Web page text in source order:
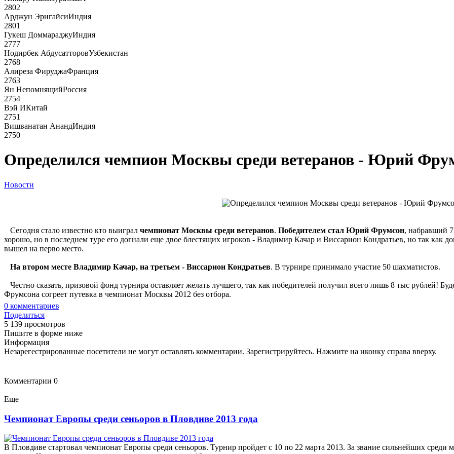
2802
Арджун ЭригайсиИндия
2801
Гукеш ДоммараджуИндия
2777
Нодирбек АбдусатторовУзбекистан
2768
Алиреза ФируджаФранция
2763
Ян НепомнящийРоссия
2754
Вэй ИКитай
2751
Вишванатан АнандИндия
2750
Определился чемпион Москвы среди ветеранов - Юрий
Новости
Сегодня стало известно кто выиграл чемпионат Москвы среди ветеранов. Победителем стал Юрий Фрумсон, набравший
хорошо, но в последнем туре его догнали еще двое блестящих игроков - Владимир Качар и Виссарион Кондратьев, но так как
вышел на перво место.
На втором месте Владимир Качар, на третьем - Виссарион Кондратьев. В турнире принимало участие 50 шахматистов.
Честно сказать, призовой фонд турнира оставляет желать лучшего, так как победителей получил всего лишь 8 тыс рублей!
Фрумсона согреет путевка в чемпионат Москвы 2012 без отбора.
0 комментариев
Поделиться
5 139 просмотров
Пишите в форме ниже
Информация
Незарегестрированные посетители не могут оставлять комментарии. Зарегистрируйтесь. Нажмите на иконку справа вверху.
Комментарии 0
Еще
Чемпионат Европы среди сеньоров в Пловдиве 2013 года
В Пловдиве стартовал чемпионат Европы среди сеньоров. Турнир пройдет с 10 по 22 марта 2013. За звание сильнейших